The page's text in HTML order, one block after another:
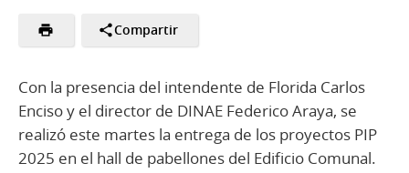
Compartir
Con la presencia del intendente de Florida Carlos
Enciso y el director de DINAE Federico Araya, se
realizó este martes la entrega de los proyectos PIP
2025 en el hall de pabellones del Edificio Comunal.